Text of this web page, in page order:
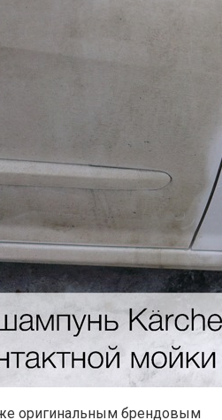
оригинальным брендовым